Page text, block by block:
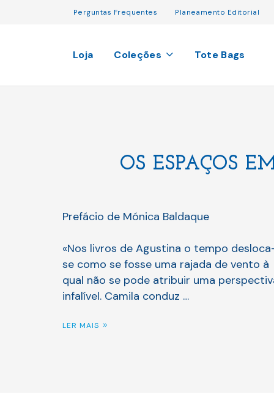
Perguntas Frequentes Planeamento Editorial
Loja Coleções Tote Bags
OS ESPAÇOS
Prefácio de Mónica Baldaque
«Nos livros de Agustina o tempo
se como se fosse uma rajada de vento à
qual não se pode atribuir uma
infalível. Camila conduz …
LER MAIS